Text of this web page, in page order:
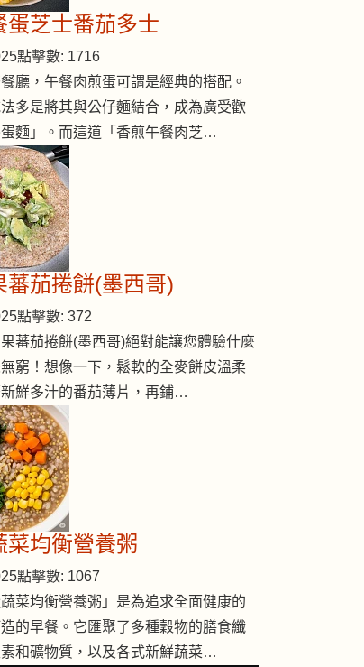
格慕思
蛋芝士番茄多士
點擊數: 1716
廳，午餐肉煎蛋可謂是經典的搭配。
多是將其與公仔麵結合，成為廣受歡
麵」。而這道「香煎午餐肉芝…
蕃茄捲餅(墨西哥)
點擊數: 372
蕃茄捲餅(墨西哥)絕對能讓您體驗什麼
窮！想像一下，鬆軟的全麥餅皮溫柔
鮮多汁的番茄薄片，再鋪…
菜均衡營養粥
點擊數: 1067
菜均衡營養粥」是為追求全面健康的
的早餐。它匯聚了多種穀物的膳食纖
和礦物質，以及各式新鮮蔬菜…